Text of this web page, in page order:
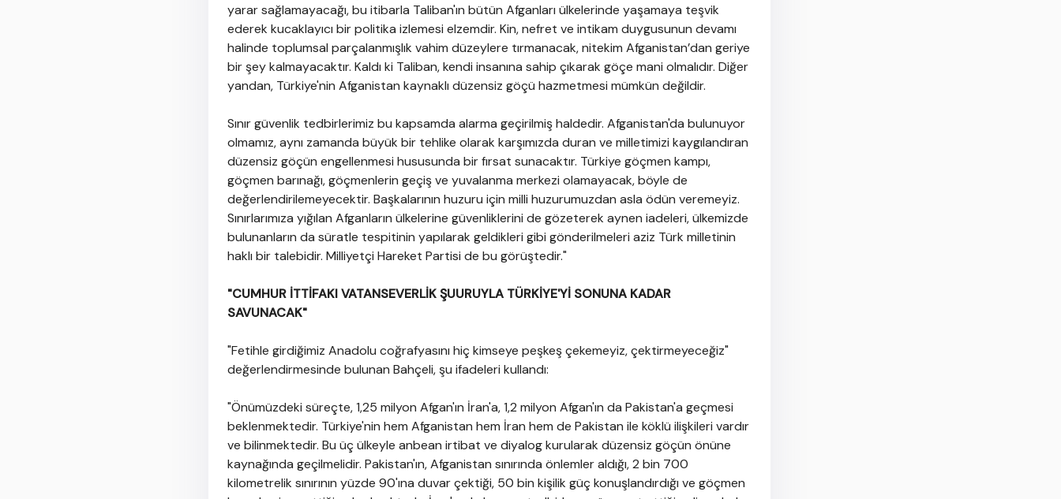
yarar sağlamayacağı, bu itibarla Taliban'ın bütün Afganları ülkelerinde yaşamaya teşvik
ederek kucaklayıcı bir politika izlemesi elzemdir. Kin, nefret ve intikam duygusunun devamı
halinde toplumsal parçalanmışlık vahim düzeylere tırmanacak, nitekim Afganistan’dan geriye
bir şey kalmayacaktır. Kaldı ki Taliban, kendi insanına sahip çıkarak göçe mani olmalıdır. Diğer
yandan, Türkiye'nin Afganistan kaynaklı düzensiz göçü hazmetmesi mümkün değildir.
Sınır güvenlik tedbirlerimiz bu kapsamda alarma geçirilmiş haldedir. Afganistan'da bulunuyor
olmamız, aynı zamanda büyük bir tehlike olarak karşımızda duran ve milletimizi kaygılandıran
düzensiz göçün engellenmesi hususunda bir fırsat sunacaktır. Türkiye göçmen kampı,
göçmen barınağı, göçmenlerin geçiş ve yuvalanma merkezi olamayacak, böyle de
değerlendirilemeyecektir. Başkalarının huzuru için milli huzurumuzdan asla ödün veremeyiz.
Sınırlarımıza yığılan Afganların ülkelerine güvenliklerini de gözeterek aynen iadeleri, ülkemizde
bulunanların da süratle tespitinin yapılarak geldikleri gibi gönderilmeleri aziz Türk milletinin
haklı bir talebidir. Milliyetçi Hareket Partisi de bu görüştedir."
"CUMHUR İTTİFAKI VATANSEVERLİK ŞUURUYLA TÜRKİYE'Yİ SONUNA KADAR
SAVUNACAK"
"Fetihle girdiğimiz Anadolu coğrafyasını hiç kimseye peşkeş çekemeyiz, çektirmeyeceğiz"
değerlendirmesinde bulunan Bahçeli, şu ifadeleri kullandı:
"Önümüzdeki süreçte, 1,25 milyon Afgan'ın İran'a, 1,2 milyon Afgan'ın da Pakistan'a geçmesi
beklenmektedir. Türkiye'nin hem Afganistan hem İran hem de Pakistan ile köklü ilişkileri vardır
ve bilinmektedir. Bu üç ülkeyle anbean irtibat ve diyalog kurularak düzensiz göçün önüne
kaynağında geçilmelidir. Pakistan'ın, Afganistan sınırında önlemler aldığı, 2 bin 700
kilometrelik sınırının yüzde 90'ına duvar çektiği, 50 bin kişilik güç konuşlandırdığı ve göçmen